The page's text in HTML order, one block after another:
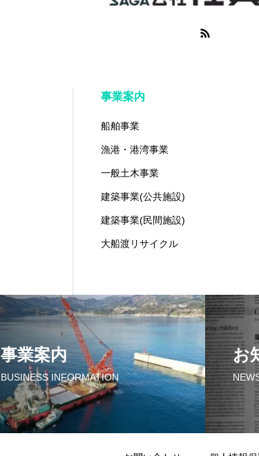
事業案内
船舶事業
漁港・港湾事業
一般土木事業
建築事業(公共施設)
建築事業(民間施設)
大船渡リサイクル
事業案内
BUSINESS INFORMATION
お